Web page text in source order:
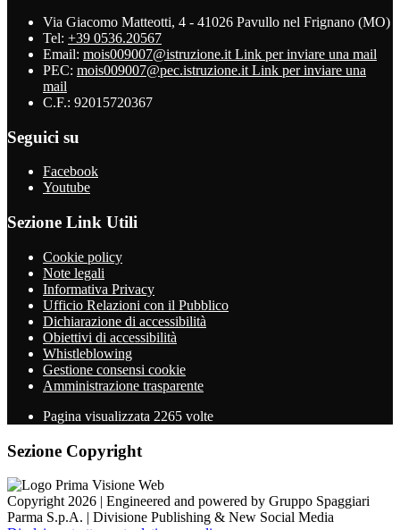
Via Giacomo Matteotti, 4 - 41026 Pavullo nel Frignano (MO)
Tel: +39 0536.20567
Email: mois009007@istruzione.it Link per inviare una mail
PEC: mois009007@pec.istruzione.it Link per inviare una
mail
C.F.: 92015720367
Seguici su
Facebook
Youtube
Sezione Link Utili
Cookie policy
Note legali
Informativa Privacy
Ufficio Relazioni con il Pubblico
Dichiarazione di accessibilità
Obiettivi di accessibilità
Whistleblowing
Gestione consensi cookie
Amministrazione trasparente
Pagina visualizzata 2265 volte
Sezione Copyright
Copyright 2026 | Engineered and powered by Gruppo Spaggiari
Parma S.p.A. | Divisione Publishing & New Social Media